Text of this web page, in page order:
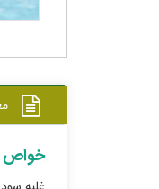
خواص